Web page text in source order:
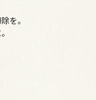
を。